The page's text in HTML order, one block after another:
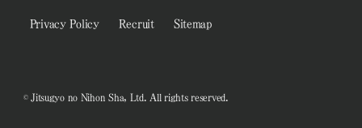
Privacy Policy Recruit Sitemap
© Jitsugyo no Nihon Sha, Ltd. All rights reserved.